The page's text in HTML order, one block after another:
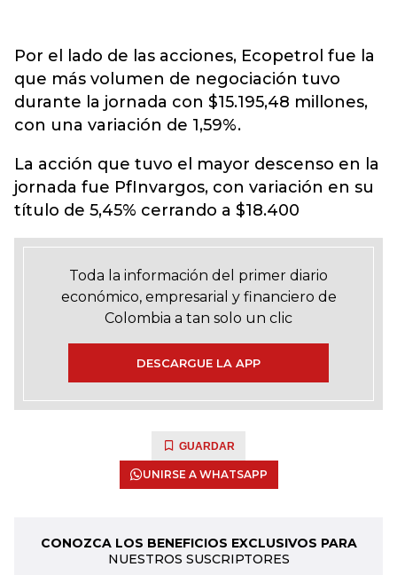
Por el lado de las acciones, Ecopetrol fue la
que más volumen de negociación tuvo
durante la jornada con $15.195,48 millones,
con una variación de 1,59%.
La acción que tuvo el mayor descenso en la
jornada fue PfInvargos, con variación en su
título de 5,45% cerrando a $18.400
Toda la información del primer diario
económico, empresarial y financiero de
Colombia a tan solo un clic
DESCARGUE LA APP
GUARDAR
UNIRSE A WHATSAPP
CONOZCA LOS BENEFICIOS EXCLUSIVOS PARA
NUESTROS SUSCRIPTORES